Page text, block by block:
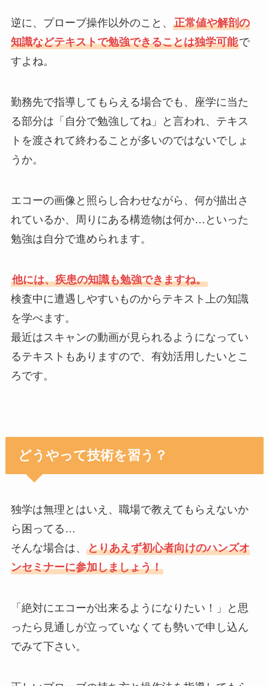
逆に、プローブ操作以外のこと、 正常値や解剖の
知識などテキストで勉強できることは独学可能で
すよね。
勤務先で指導してもらえる場合でも、座学に当た
る部分は「自分で勉強してね」と言われ、テキス
トを渡されて終わることが多いのではないでしょ
うか。
エコーの画像と照らし合わせながら、何が描出さ
れているか、周りにある構造物は何か…といった
勉強は自分で進められます。
他には、疾患の知識も勉強できますね。
検査中に遭遇しやすいものからテキスト上の知識
を学べます。
最近はスキャンの動画が見られるようになってい
るテキストもありますので、有効活用したいとこ
ろです。
どうやって技術を習う？
独学は無理とはいえ、職場で教えてもらえないか
ら困ってる…
そんな場合は、 とりあえず初心者向けのハンズオ
ンセミナーに参加しましょう！
「絶対にエコーが出来るようになりたい！」と思
ったら見通しが立っていなくても勢いで申し込ん
でみて下さい。